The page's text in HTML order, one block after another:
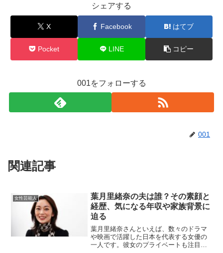
シェアする
X Facebook はてブ
Pocket LINE コピー
001をフォローする
001
関連記事
女性芸能人
葉月里緒奈の夫は誰？その素顔と
経歴、気になる年収や家族背景に
迫る
葉月里緒奈さんといえば、数々のドラマ
や映画で活躍した日本を代表する女優の
一人です。彼女のプライベートも注目を